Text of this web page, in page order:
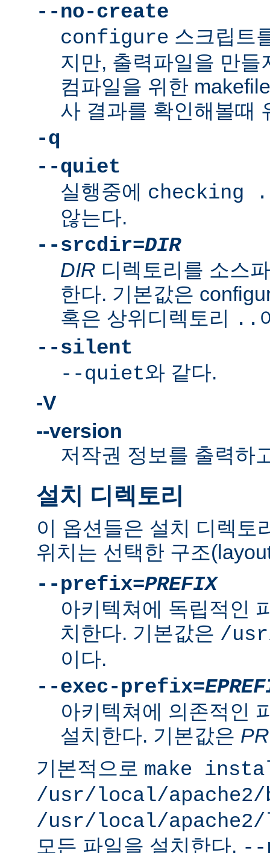
--no-create
configure 스크립트
지만, 출력파일을 만들
컴파일을 위한
사 결과를 확인해볼때
-q
--quiet
실행중에 checking
않는다.
--srcdir=DIR
DIR 디렉토리를 소스
한다. 기본값은
혹은 상위디렉토리 ..
--silent
--quiet와 같다.
-V
--version
저작권 정보를 출력하
설치 디렉토리
이 옵션들은 설치 디렉토
위치는 선택한 구조
--prefix=PREFIX
아키텍쳐에 독립적인
치한다. 기본값은 /
이다.
--exec-prefix=
아키텍쳐에 의존적인
설치한다. 기본값은
기본적으로 make
/usr/local/
/usr/local/
모든 파일을 설치한다. --